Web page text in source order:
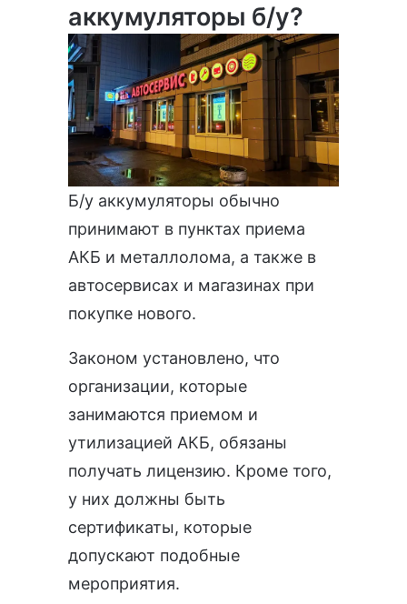
аккумуляторы б/у?
Б/у аккумуляторы обычно
принимают в пунктах приема
АКБ и металлолома, а также в
автосервисах и магазинах при
покупке нового.
Законом установлено, что
организации, которые
занимаются приемом и
утилизацией АКБ, обязаны
получать лицензию. Кроме того,
у них должны быть
сертификаты, которые
допускают подобные
мероприятия.